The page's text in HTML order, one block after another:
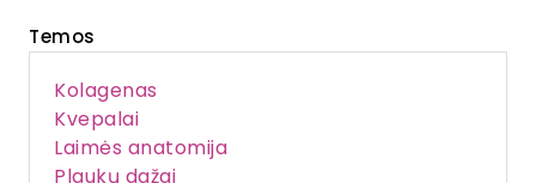
Temos
Kolagenas
Kvepalai
Laimės anatomija
Plaukų dažai